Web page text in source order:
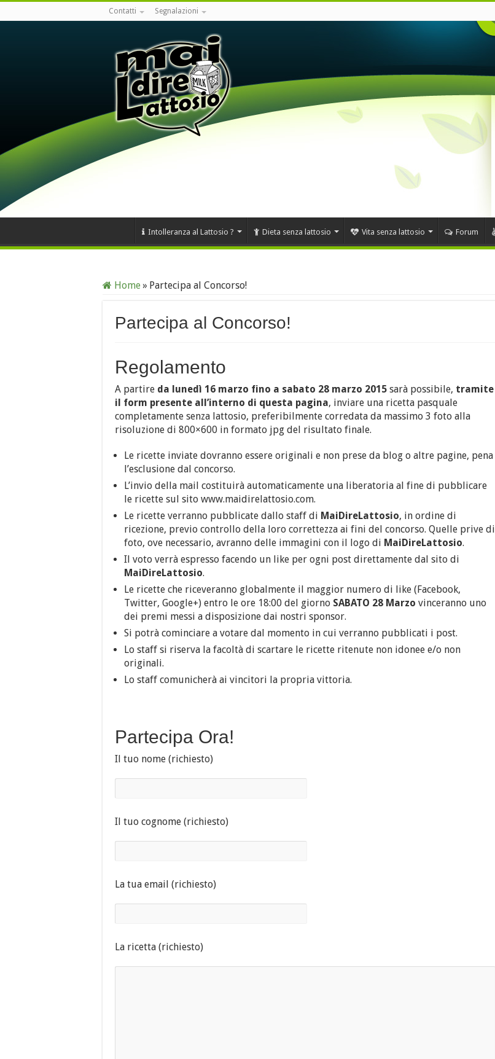
Contatti Segnalazioni
Intolleranza al Lattosio ? Dieta senza lattosio Vita senza lattosio Forum
Home» Partecipa al Concorso!
Partecipa al Concorso!
Regolamento
A partire da lunedì 16 marzo fino a sabato 28 marzo 2015 sarà possibile, tramite
il form presente all’interno di questa pagina, inviare una ricetta pasquale
completamente senza lattosio, preferibilmente corredata da massimo 3 foto alla
risoluzione di 800×600 in formato jpg del risultato finale.
Le ricette inviate dovranno essere originali e non prese da blog o altre pagine, pena
l’esclusione dal concorso.
L’invio della mail costituirà automaticamente una liberatoria al fine di pubblicare
le ricette sul sito www.maidirelattosio.com.
Le ricette verranno pubblicate dallo staff di MaiDireLattosio, in ordine di
ricezione, previo controllo della loro correttezza ai fini del concorso. Quelle prive di
foto, ove necessario, avranno delle immagini con il logo di MaiDireLattosio.
Il voto verrà espresso facendo un like per ogni post direttamente dal sito di
MaiDireLattosio.
Le ricette che riceveranno globalmente il maggior numero di like (Facebook,
Twitter, Google+) entro le ore 18:00 del giorno SABATO 28 Marzo vinceranno uno
dei premi messi a disposizione dai nostri sponsor.
Si potrà cominciare a votare dal momento in cui verranno pubblicati i post.
Lo staff si riserva la facoltà di scartare le ricette ritenute non idonee e/o non
originali.
Lo staff comunicherà ai vincitori la propria vittoria.
Partecipa Ora!
Il tuo nome (richiesto)
Il tuo cognome (richiesto)
La tua email (richiesto)
La ricetta (richiesto)